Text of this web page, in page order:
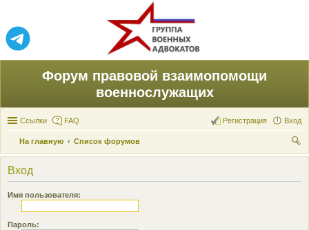
Форум правовой взаимопомощи
военнослужащих
Ссылки FAQ Вход
Регистрация
На главную
Список форумов
ои
Вход
Имя пользователя:
Пароль: